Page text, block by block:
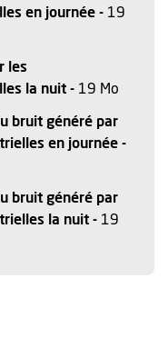
en journée - 19
les
la nuit - 19 Mo
bruit généré par
en journée -
bruit généré par
la nuit - 19